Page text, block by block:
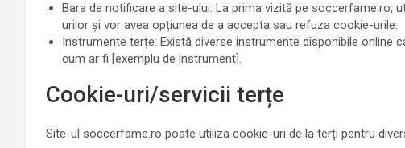
Bara de notificare a site-ului: La prima vizită pe soccerfame.ro,
urilor și vor avea opțiunea de a accepta sau refuza cookie-urile.
Instrumente terțe: Există diverse instrumente disponibile online
cum ar fi [exemplu de instrument].
Cookie-uri/servicii terțe
Site-ul soccerfame.ro poate utiliza cookie-uri de la terți pentru